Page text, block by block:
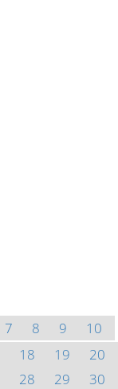
7 8 9
10
18 19
20
28 29
30